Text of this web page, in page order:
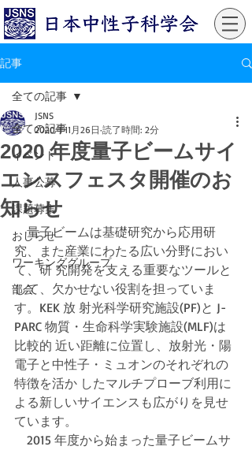
記事
全ての記事
イベント
人事公募
課題募集
おしらせ
ワーキンググループ
部会
全ての記事
2020 年度量子ビームサイ
エンスフェスタ開催のお
知らせ
JSNS
2020年11月26日 読了時間: 2分
量子ビームは基礎研究から応用研
究、また産業にわたる広い分野におい
て、研 究開発を支える重要なツールと
して、欠かせない役割を担っていま
す。KEK 放 射光科学研究施設(PF)と J-
PARC 物質・生命科学実験施設(MLF)は
比較的 近い距離に位置し、放射光・陽
電子と中性子・ミュオンのそれぞれの
特徴を活か したマルチプローブ利用に
よる新しいサイエンスも広がりを見せ
ています。
2015 年度から始まった量子ビームサ